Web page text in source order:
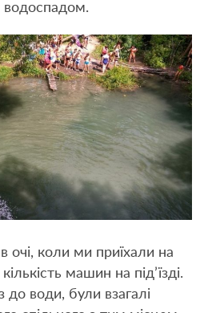
водоспадом.
очі, коли ми приїхали на
машин на під’їзді.
до води, були взагалі